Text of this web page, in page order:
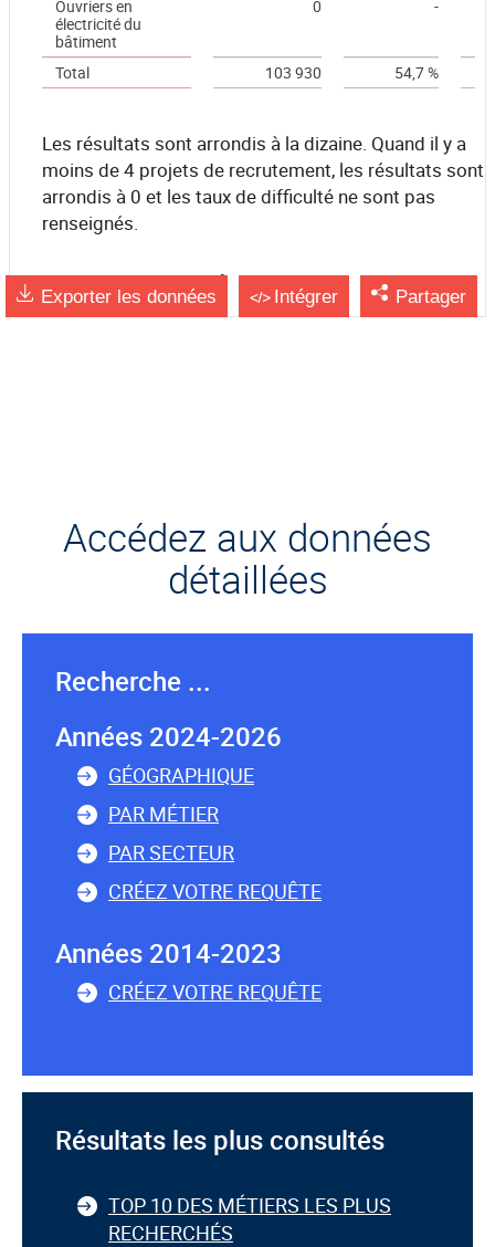
Ouvriers en
électricité du
bâtiment
0 -
Total 103 930 54,7 %
Les résultats sont arrondis à la dizaine. Quand il y a
moins de 4 projets de recrutement, les résultats sont
arrondis à 0 et les taux de difficulté ne sont pas
renseignés.
source France Travail
Exporter les données Intégrer Partager
Accédez aux données
détaillées
Recherche ...
Années 2024-2026
GÉOGRAPHIQUE
PAR MÉTIER
PAR SECTEUR
CRÉEZ VOTRE REQUÊTE
Années 2014-2023
CRÉEZ VOTRE REQUÊTE
Résultats les plus consultés
TOP 10 DES MÉTIERS LES PLUS
RECHERCHÉS